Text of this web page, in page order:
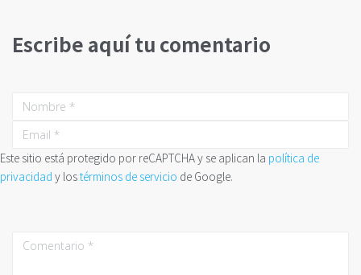
Escribe aquí tu comentario
Este sitio está protegido por reCAPTCHA y se aplican la política de
privacidad y lostérminos de servicio de Google.